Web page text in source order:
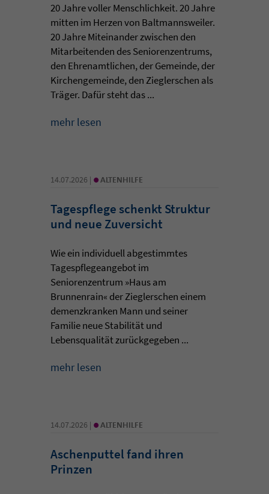
20 Jahre voller Menschlichkeit. 20 Jahre
mitten im Herzen von Baltmannsweiler.
20 Jahre Miteinander zwischen den
Mitarbeitenden des Seniorenzentrums,
den Ehrenamtlichen, der Gemeinde, der
Kirchengemeinde, den Zieglerschen als
Träger. Dafür steht das ...
mehr lesen
14.07.2026 | • ALTENHILFE
Tagespflege schenkt Struktur
und neue Zuversicht
Wie ein individuell abgestimmtes
Tagespflegeangebot im
Seniorenzentrum »Haus am
Brunnenrain« der Zieglerschen einem
demenzkranken Mann und seiner
Familie neue Stabilität und
Lebensqualität zurückgegeben ...
mehr lesen
14.07.2026 | • ALTENHILFE
Aschenputtel fand ihren
Prinzen